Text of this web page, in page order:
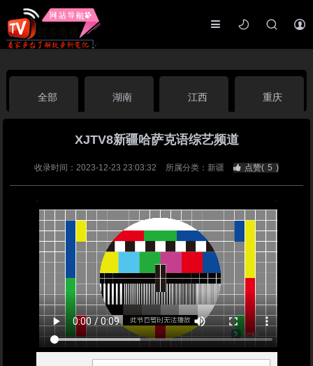
全部 湖南 江西 重庆
河南 福建
海南 宁夏 西藏 新疆
XJTV8新疆哈萨克语综艺频道
收录时间：2023-12-23 23:03:32 所属分类：新疆 点赞( 5 )